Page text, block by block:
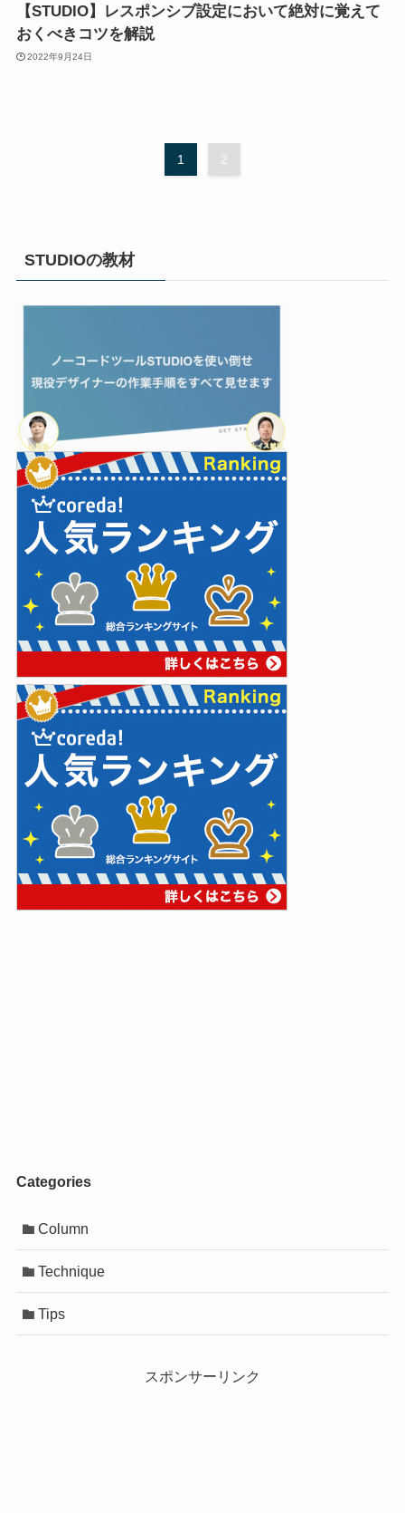
【STUDIO】レスポンシブ設定において絶対に覚えて
おくべきコツを解説
2022年9月24日
1 2
STUDIOの教材
Categories
Column
Technique
Tips
スポンサーリンク